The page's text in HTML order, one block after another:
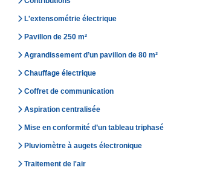
L'extensométrie électrique
Pavillon de 250 m²
Agrandissement d’un pavillon de 80 m²
Chauffage électrique
Coffret de communication
Aspiration centralisée
Mise en conformité d’un tableau triphasé
Pluviomètre à augets électronique
Traitement de l'air